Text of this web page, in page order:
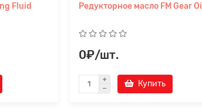
Fluid Редукторное масло FM Gear Oil
0₽/шт.
Купить